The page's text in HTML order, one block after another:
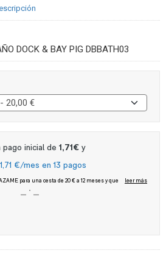
DOCK & BAY PIG DBBATH03